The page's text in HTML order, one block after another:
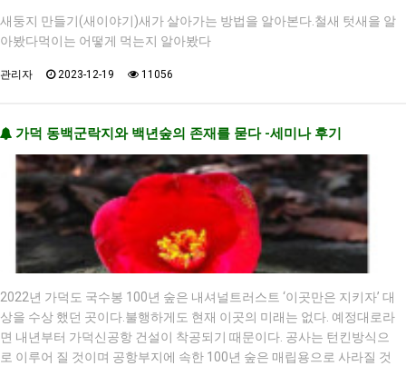
새둥지 만들기(새이야기)새가 살아가는 방법을 알아본다.철새 텃새을 알
아봤다먹이는 어떻게 먹는지 알아봤다
관리자 2023-12-19 11056
가덕 동백군락지와 백년숲의 존재를 묻다 -세미나 후기
2022년 가덕도 국수봉 100년 숲은 내셔널트러스트 ‘이곳만은 지키자’ 대
상을 수상 했던 곳이다.불행하게도 현재 이곳의 미래는 없다. 예정대로라
면 내년부터 가덕신공항 건설이 착공되기 때문이다. 공사는 턴킨방식으
로 이루어 질 것이며 공항부지에 속한 100년 숲은 매립용으로 사라질 것